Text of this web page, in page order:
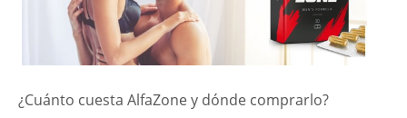
¿Cuánto cuesta AlfaZone y dónde comprarlo?